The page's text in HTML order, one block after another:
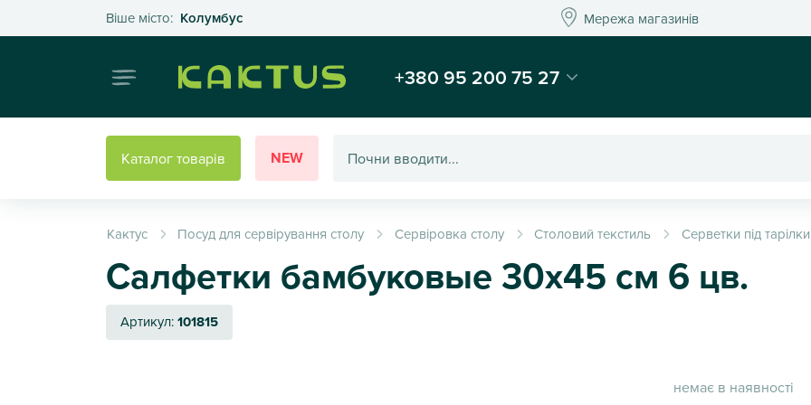
Віше місто: КолумбусОберіть своє місто Мережа магазинівМережа магазинів
Інтернет-магазин подарунків та декору - Kaktus
+380 95 200 75 27
Каталог товарів NEW
Кактус Посуд для сервірування столу Сервіровка столу Столовий текстиль Серветки під тарілки
Салфетки бамбуковые 30х45 см 6 цв.
Артикул:101815
немає в наявності